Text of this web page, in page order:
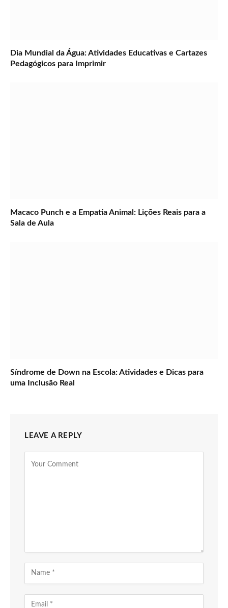
Dia Mundial da Água: Atividades Educativas e Cartazes
Pedagógicos para Imprimir
Macaco Punch e a Empatia Animal: Lições Reais para a
Sala de Aula
Síndrome de Down na Escola: Atividades e Dicas para
uma Inclusão Real
LEAVE A REPLY